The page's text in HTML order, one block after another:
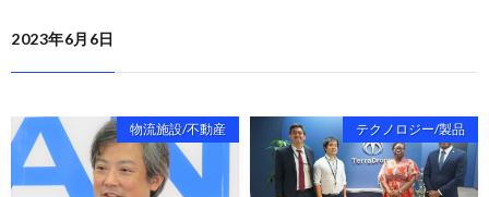
2023年6月6日
物流施設/不動産 テクノロジー/製品